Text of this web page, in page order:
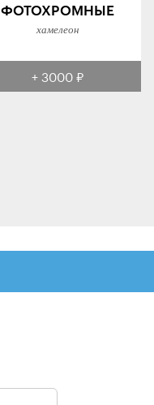
ФОТОХРОМНЫЕ
хамелеон
+ 3000 ₽